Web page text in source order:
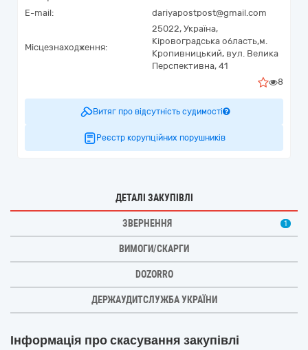
E-mail:
dariyapostpost@gmail.com
Місцезнаходження:
25022, Україна,
Кіровоградська область,м.
Кропивницький, вул. Велика
Перспективна, 41
8
Витяг про відсутність судимості
Реєстр корупційних порушників
ДЕТАЛІ ЗАКУПІВЛІ
ЗВЕРНЕННЯ 1
ВИМОГИ/СКАРГИ
DOZORRO
ДЕРЖАУДИТСЛУЖБА УКРАЇНИ
Інформація про скасування закупівлі